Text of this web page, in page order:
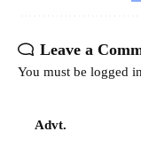
Leave a
You must be logged in
Advt.